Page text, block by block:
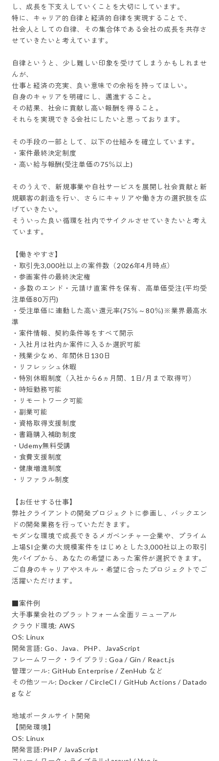
し、成長を下支えしていくことを大切にしています。
特に、キャリア的自律と経済的自律を実現することで、
社会人としての自律、その集合体である会社の成長を共存さ
せていきたいと考えています。
自律というと、少し難しい印象を受けてしまうかもしれませ
んが、
仕事と経済の充実、良い意味での余裕を持ってほしい。
自身のキャリアを明確にし、邁進すること。
その結果、社会に貢献し高い報酬を得ること。
それらを実現できる会社にしたいと思っております。
その手段の一部として、以下の仕組みを確立しています。
・案件最終決定制度
・高い給与報酬(受注単価の75％以上)
そのうえで、新規事業や自社サービスを展開し社会貢献と新
規顧客の創造を行い、さらにキャリアや働き方の選択肢を広
げていきたい。
そういった良い循環を社内でサイクルさせていきたいと考え
ています。
【働きやすさ】
・取引先3,000社以上の案件数（2026年4月時点）
・参画案件の最終決定権
・多数のエンド・元請け直案件を保有、高単価受注(平均受
注単価80万円)
・受注単価に連動した高い還元率(75％～80％)※業界最高水
準
・案件情報、契約条件等をすべて開示
・入社月は社内か案件に入るか選択可能
・残業少なめ、年間休日130日
・リフレッシュ休暇
・特別休暇制度（入社から6ヵ月間、1日/月まで取得可）
・時短勤務可能
・リモートワーク可能
・副業可能
・資格取得支援制度
・書籍購入補助制度
・Udemy無料受講
・食費支援制度
・健康増進制度
・リファラル制度
【お任せする仕事】
弊社クライアントの開発プロジェクトに参画し、バックエン
ドの開発業務を行っていただきます。
モダンな環境で成長できるメガベンチャー企業や、プライム
上場SI企業の大規模案件をはじめとした3,000社以上の取引
先パイプから、あなたの希望にあった案件が選択できます。
ご自身のキャリアやスキル・希望に合ったプロジェクトでご
活躍いただけます。
■案件例
大手事業会社のプラットフォーム全面リニューアル
クラウド環境: AWS
OS: Linux
開発言語: Go、Java、PHP、JavaScript
フレームワーク・ライブラリ: Goa / Gin / React.js
管理ツール: GitHub Enterprise / ZenHub など
その他ツール: Docker / CircleCI / GitHub Actions / Datado
g など
地域ポータルサイト開発
【開発環境】
OS: Linux
開発言語:PHP / JavaScript